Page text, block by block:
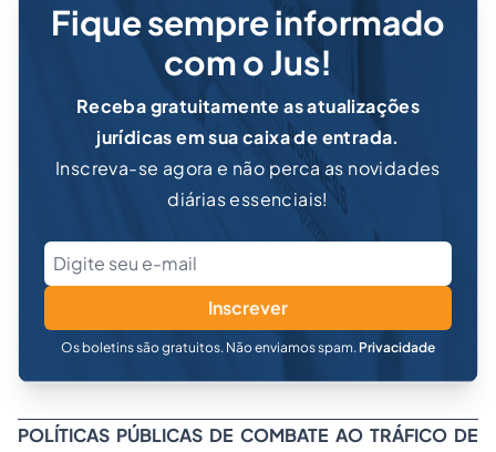
Fique sempre informado
com o Jus!
Receba gratuitamente as atualizações
jurídicas em sua caixa de entrada.
Inscreva-se agora e não perca as novidades
diárias essenciais!
Inscrever
Os boletins são gratuitos. Não enviamos spam. Privacidade
POLÍTICAS PÚBLICAS DE COMBATE AO TRÁFICO DE